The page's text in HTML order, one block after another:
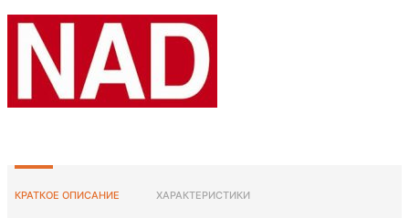
КРАТКОЕ ОПИСАНИЕ ХАРАКТЕРИСТИКИ